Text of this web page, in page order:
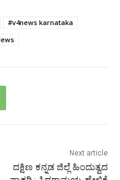
#v4news karnataka
Next article
ದಕ್ಷಿಣ ಕನ್ನಡ ಜಿಲ್ಲೆ ಹಿಂದುತ್ವದ